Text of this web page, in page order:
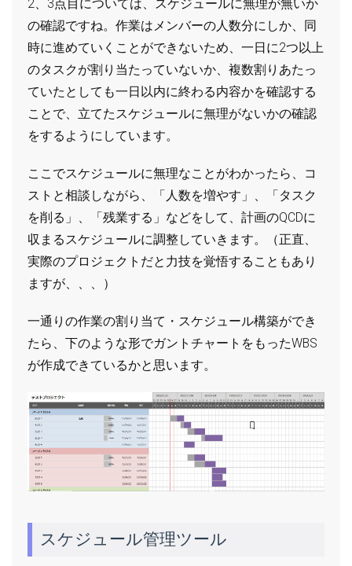
2、3点目については、スケジュールに無理が無いか
の確認ですね。作業はメンバーの人数分にしか、同
時に進めていくことができないため、一日に2つ以上
のタスクが割り当たっていないか、複数割りあたっ
ていたとしても一日以内に終わる内容かを確認する
ことで、立てたスケジュールに無理がないかの確認
をするようにしています。
ここでスケジュールに無理なことがわかったら、コ
ストと相談しながら、「人数を増やす」、「タスク
を削る」、「残業する」などをして、計画のQCDに
収まるスケジュールに調整していきます。（正直、
実際のプロジェクトだと力技を覚悟することもあり
ますが、、、）
一通りの作業の割り当て・スケジュール構築ができ
たら、下のような形でガントチャートをもったWBS
が作成できているかと思います。
スケジュール管理ツール